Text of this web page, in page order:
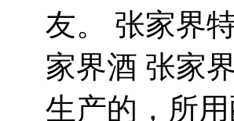
友。 张家界
家界酒 张家
生产的，所